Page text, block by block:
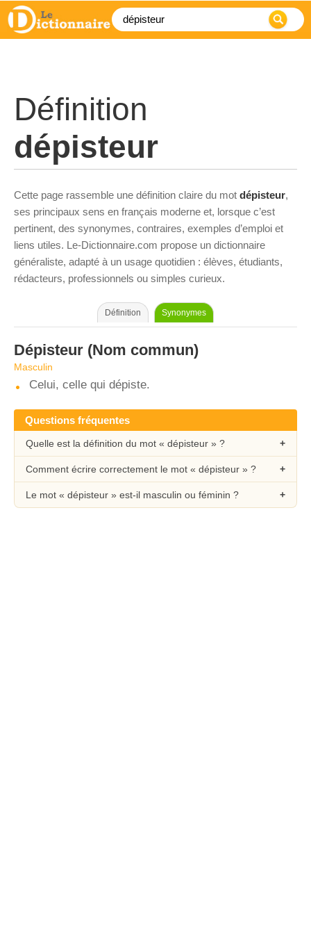
Définition
dépisteur
Cette page rassemble une définition claire du mot dépisteur,
ses principaux sens en français moderne et, lorsque c’est
pertinent, des synonymes, contraires, exemples d’emploi et
liens utiles. Le-Dictionnaire.com propose un dictionnaire
généraliste, adapté à un usage quotidien : élèves, étudiants,
rédacteurs, professionnels ou simples curieux.
Définition Synonymes
Dépisteur (Nom commun)
Masculin
Celui, celle qui dépiste.
Questions fréquentes
Quelle est la définition du mot « dépisteur » ?
Comment écrire correctement le mot « dépisteur » ?
Le mot « dépisteur » est-il masculin ou féminin ?